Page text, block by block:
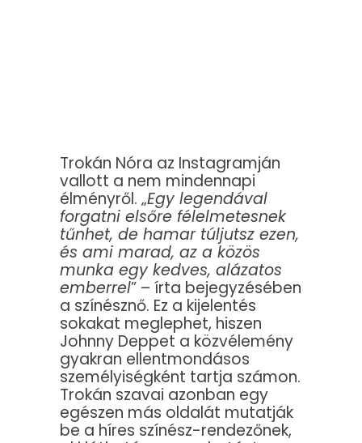
Trokán Nóra az Instagramján
vallott a nem mindennapi
élményről. „Egy legendával
forgatni elsőre félelmetesnek
tűnhet, de hamar túljutsz ezen,
és ami marad, az a közös
munka egy kedves, alázatos
emberrel” – írta bejegyzésében
a színésznő. Ez a kijelentés
sokakat meglephet, hiszen
Johnny Deppet a közvélemény
gyakran ellentmondásos
személyiségként tartja számon.
Trokán szavai azonban egy
egészen más oldalát mutatják
be a híres színész-rendezőnek,